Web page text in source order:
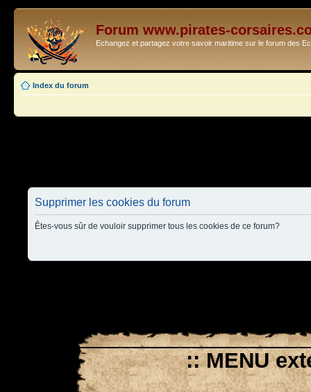
Forum www.pirates-
Echangez et partagez votre savoir maritime sur le forum des
Index du forum
Supprimer les cookies du forum
Êtes-vous sûr de vouloir supprimer tous les cookies de ce forum?
:: MENU